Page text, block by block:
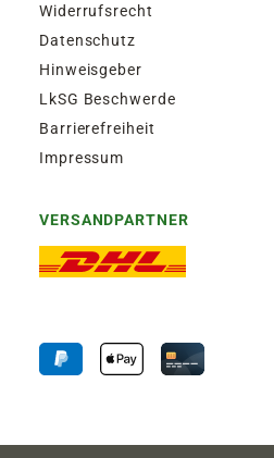
Widerrufsrecht
Datenschutz
Hinweisgeber
LkSG Beschwerde
Barrierefreiheit
Impressum
VERSANDPARTNER